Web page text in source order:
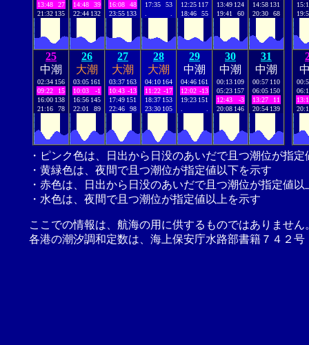
13:48
27
21:32 135
14:48
39
22:44 132
16:08
48
23:55 133
17:35
53
12:25 117
18:46
55
13:49 124
19:41
60
14:58 131
20:30
68
25
中潮
02:34 156
09:22
15
16:00 138
21:16
78
26
大潮
03:05 161
10:03
-1
16:56 145
22:01
89
27
大潮
03:37 163
10:43 -13
17:49 151
22:46
98
28
大潮
04:10 164
11:22 -17
18:37 153
23:30 105
29
中潮
04:46 161
12:02 -13
19:23 151
30
中潮
00:13 109
05:23 157
12:43
-3
20:08 146
31
中潮
00:57 110
06:05 150
13:27
11
20:54 139
・ピンク色は、日出から日没のあいだで且つ潮位が指
・黄緑色は、夜間で且つ潮位が指定値以下を示す
・赤色は、日出から日没のあいだで且つ潮位が指定値以
・水色は、夜間で且つ潮位が指定値以上を示す
ここでの情報は、航海の用に供するものではありませ
各港の潮汐調和定数は、海上保安庁水路部書籍７４２